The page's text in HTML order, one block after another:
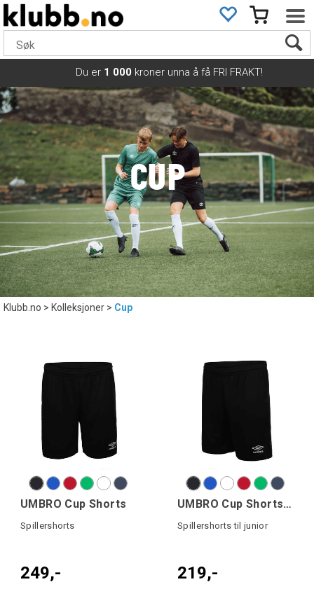
Du er 1 000 kroner unna å få FRI FRAKT!
CUP
Klubb.no>Kolleksjoner>Cup
UMBRO Cup Shorts
Spillershorts
249,-
UMBRO Cup Shorts jr
Spillershorts til junior
219,-